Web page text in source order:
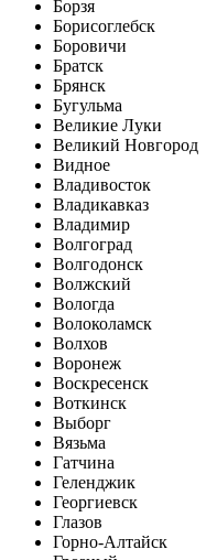
Борзя
Борисоглебск
Боровичи
Братск
Брянск
Бугульма
Великие Луки
Великий Новгород
Видное
Владивосток
Владикавказ
Владимир
Волгоград
Волгодонск
Волжский
Вологда
Волоколамск
Волхов
Воронеж
Воскресенск
Воткинск
Выборг
Вязьма
Гатчина
Геленджик
Георгиевск
Глазов
Горно-Алтайск